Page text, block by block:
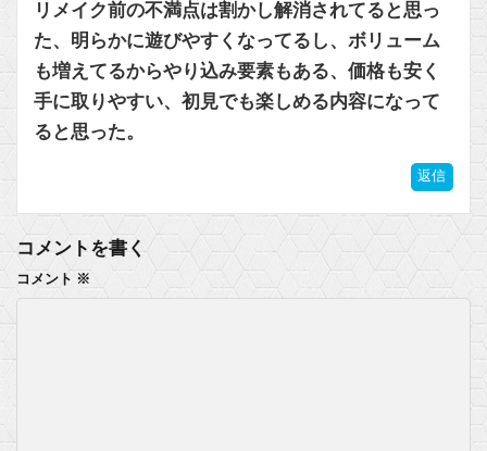
リメイク前の不満点は割かし解消されてると思っ
た、明らかに遊びやすくなってるし、ボリューム
も増えてるからやり込み要素もある、価格も安く
手に取りやすい、初見でも楽しめる内容になって
ると思った。
返信
コメントを書く
コメント ※